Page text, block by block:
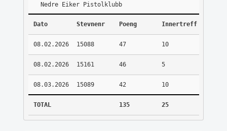
Nedre Eiker Pistolklubb
Dato Stevnenr Poeng Innertreff
08.02.2026 15088 47 10
08.02.2026 15161 46 5
08.03.2026 15089 42 10
TOTAL 135 25